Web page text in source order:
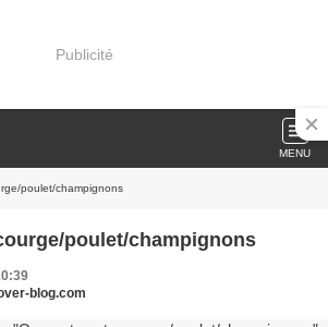
Publicité
MENU
poulet/champignons
poulet/champignons
blog.com